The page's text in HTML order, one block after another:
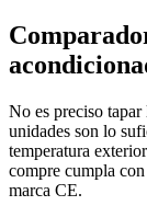
No es preciso tapar
unidades son lo
temperatura
compre cumpla
marca CE.